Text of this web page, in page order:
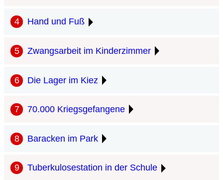
Hand und Fuß
Zwangsarbeit im Kinderzimmer
Die Lager im Kiez
70.000 Kriegsgefangene
Baracken im Park
Tuberkulosestation in der Schule